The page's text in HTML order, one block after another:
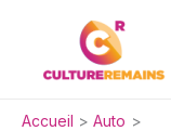
Accueil
Auto